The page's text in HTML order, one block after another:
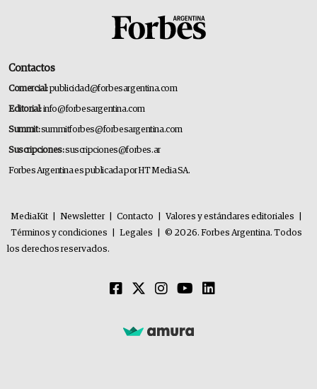
Contactos
Comercial:publicidad@forbesargentina.com
Editorial:info@forbesargentina.com
Summit:summitforbes@forbesargentina.com
Suscripciones:suscripciones@forbes.ar
Forbes Argentina es publicada por HT Media SA.
MediaKit Newsletter Contacto Valores y estándares editoriales
Términos y condiciones
Legales
© 2026. Forbes Argentina. Todos
los derechos reservados.